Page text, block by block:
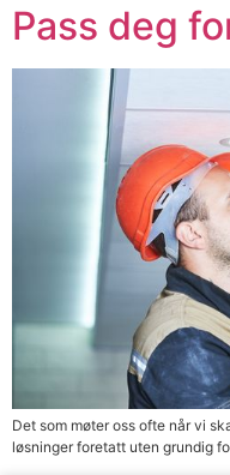
Pass deg
Det som møter oss ofte når vi
løsninger foretatt uten grundig